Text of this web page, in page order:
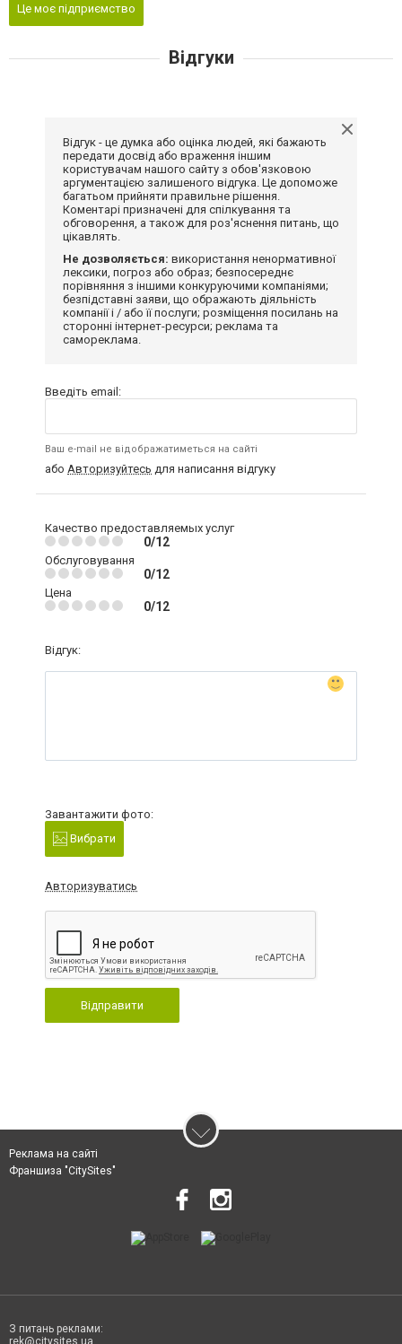
Це моє підприємство
Відгуки
Відгук - це думка або оцінка людей, які бажають
передати досвід або враження іншим
користувачам нашого сайту з обов'язковою
аргументацією залишеного відгука. Це допоможе
багатьом прийняти правильне рішення.
Коментарі призначені для спілкування та
обговорення, а також для роз'яснення питань, що
цікавлять.
Не дозволяється: використання ненормативної
лексики, погроз або образ; безпосереднє
порівняння з іншими конкуруючими компаніями;
безпідставні заяви, що ображають діяльність
компанії і / або її послуги; розміщення посилань на
сторонні інтернет-ресурси; реклама та
самореклама.
Введіть email:
Ваш e-mail не відображатиметься на сайті
або Авторизуйтесь для написання відгуку
Качество предоставляемых услуг
0/12
Обслуговування
0/12
Цена
0/12
Відгук:
Завантажити фото:
Вибрати
Авторизуватись
Відправити
Реклама на сайті
Франшиза "CitySites"
З питань реклами:
rek@citysites.ua